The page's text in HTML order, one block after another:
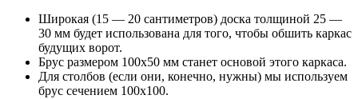
Широкая (15 — 20 сантиметров) доска толщиной 25 —
30 мм будет использована для того, чтобы обшить каркас
будущих ворот.
Брус размером 100х50 мм станет основой этого каркаса.
Для столбов (если они, конечно, нужны) мы используем
брус сечением 100х100.